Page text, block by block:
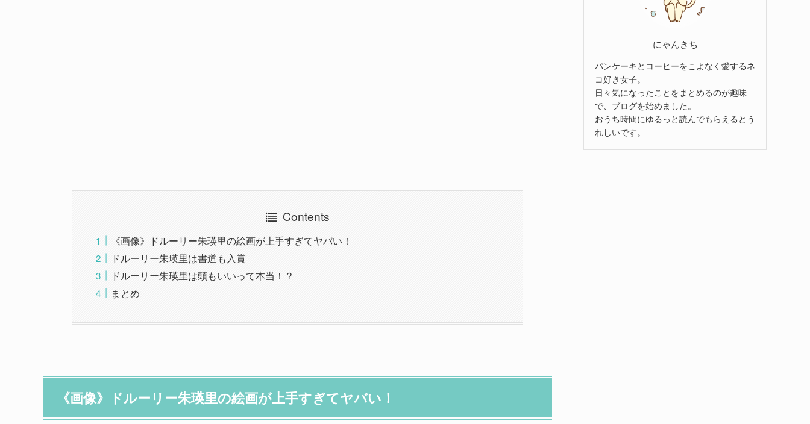
Contents
《画像》ドルーリー朱瑛里の絵画が上手すぎてヤバい！
ドルーリー朱瑛里は書道も入賞
ドルーリー朱瑛里は頭もいいって本当！？
まとめ
《画像》ドルーリー朱瑛里の絵画が上手すぎてヤバい！
にゃんきち
パンケーキとコーヒーをこよなく愛するネ
コ好き女子。
日々気になったことをまとめるのが趣味
で、ブログを始めました。
おうち時間にゆるっと読んでもらえるとう
れしいです。